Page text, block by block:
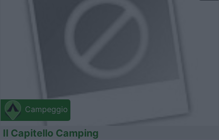
Campeggio
Il Capitello Camping